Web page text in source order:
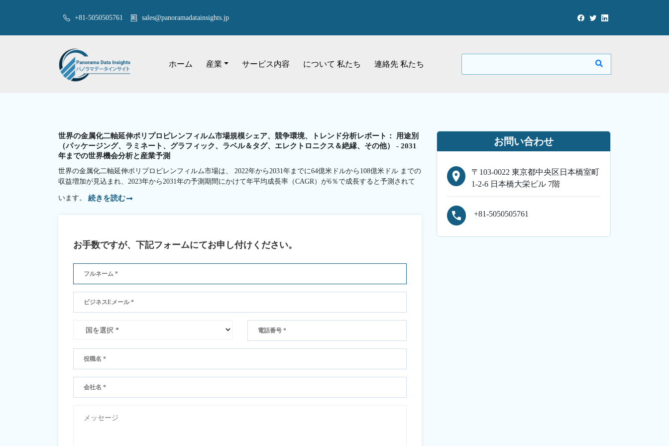
+81-5050505761 sales@panoramadatainsights.jp
ホーム 産業 サービス内容 について 私たち 連絡先 私たち
世界の金属化二軸延伸ポリプロピレンフィルム市場規模シェア、競争環境、トレンド分析レポート： 用途別
（パッケージング、ラミネート、グラフィック、ラベル＆タグ、エレクトロニクス＆絶縁、その他） - 2031
年までの世界機会分析と産業予測
世界の金属化二軸延伸ポリプロピレンフィルム市場は、 2022年から2031年までに64億米ドルから108億米ドル までの
収益増加が見込まれ、2023年から2031年の予測期間にかけて年平均成長率（CAGR）が6％で成長すると予測されて
います。 続きを読む
お手数ですが、下記フォームにてお申し付けください。
お問い合わせ
〒103-0022 東京都中央区日本橋室町
1-2-6 日本橋大栄ビル 7階
+81-5050505761